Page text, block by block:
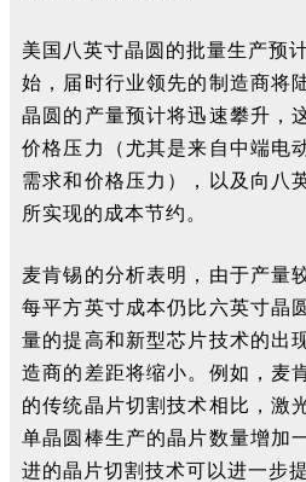
美国八英寸晶圆的批量生产预
始，届时行业领先的制造商将
晶圆的产量预计将迅速攀升，
价格压力（尤其是来自中端电
需求和价格压力），以及向八
所实现的成本节约。
麦肯锡的分析表明，由于产量
每平方英寸成本仍比六英寸晶
量的提高和新型芯片技术的出
造商的差距将缩小。例如，麦
的传统晶片切割技术相比，激
单晶圆棒生产的晶片数量增加
进的晶片切割技术可以进一步